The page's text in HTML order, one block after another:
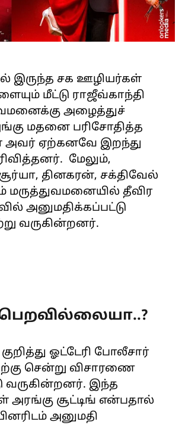
இருந்த சக ஊழியர்கள்
மீட்டு ராஜீவ்காந்தி
அழைத்துச்
மதனை பரிசோதித்த
அவர் ஏற்கனவே இறந்து
மேலும்,
தினகரன், சக்திவேல்
மருத்துவமனையில் தீவிர
அனுமதிக்கப்பட்டு
வருகின்றனர்.
ஓட்டேரி போலீசார்
சென்று விசாரணை
இந்த
அரங்கு சூட்டிங் என்பதால்
அனுமதி